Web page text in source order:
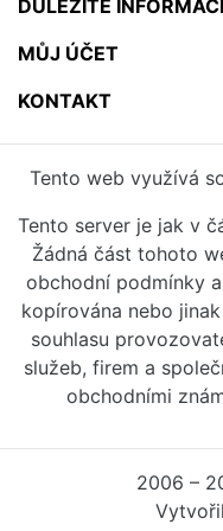
DŮLEŽITÉ
MŮJ ÚČET
KONTAKT
Tento web využívá
Tento server je jak v
Žádná část tohoto
obchodní podmínky
kopírována nebo
souhlasu
služeb, firem a
obchodními
2006 –
Vytvořil